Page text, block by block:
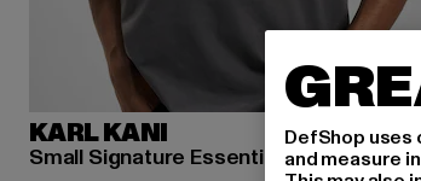
KARL KANI
Small Signature Essential
DefShop uses
and measure